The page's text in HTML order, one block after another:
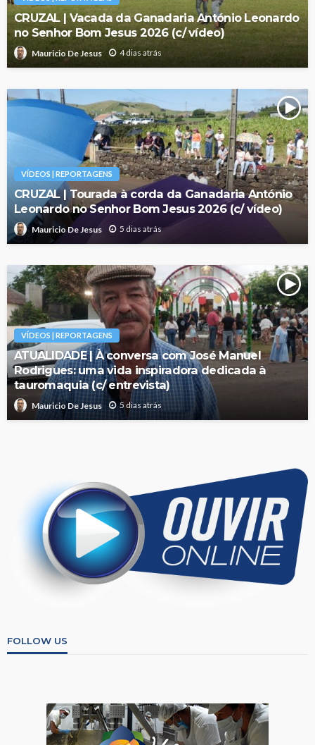
CRUZAL | Vacada da Ganadaria António Leonardo
no Senhor Bom Jesus 2026 (c/ vídeo)
Mauricio De Jesus 4 dias atrás
VÍDEOS | REPORTAGENS
CRUZAL | Tourada à corda da Ganadaria António
Leonardo no Senhor Bom Jesus 2026 (c/ vídeo)
Mauricio De Jesus 5 dias atrás
VÍDEOS | REPORTAGENS
ATUALIDADE | À conversa com José Manuel
Rodrigues: uma vida inspiradora dedicada à
tauromaquia (c/ entrevista)
Mauricio De Jesus 5 dias atrás
FOLLOW US